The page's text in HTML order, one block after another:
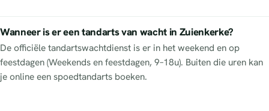
Wanneer is er een tandarts van wacht in Zuienkerke?
De officiële tandartswachtdienst is er in het weekend en op
feestdagen (Weekends en feestdagen, 9–18u). Buiten die uren kan
je online een spoedtandarts boeken.